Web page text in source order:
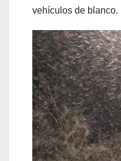
vehículos de blanco.